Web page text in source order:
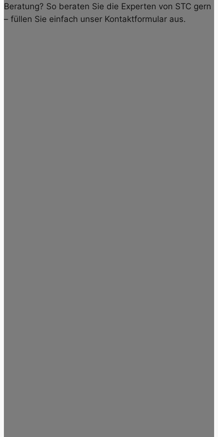
Beratung? So beraten Sie die Experten von STC gern
– füllen Sie einfach unser Kontaktformular aus.